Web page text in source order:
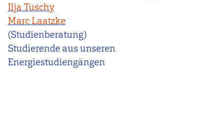
Ilja Tuschy
Marc Laatzke
(Studienberatung)
Studierende aus unseren
Energiestudiengängen